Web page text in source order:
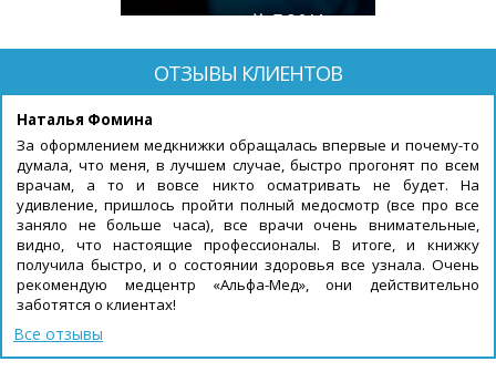
скидкой 50%!
ОТЗЫВЫ КЛИЕНТОВ
Наталья Фомина
За оформлением медкнижки обращалась впервые и почему-то
думала, что меня, в лучшем случае, быстро прогонят по всем
врачам, а то и вовсе никто осматривать не будет. На
удивление, пришлось пройти полный медосмотр (все про все
заняло не больше часа), все врачи очень внимательные,
видно, что настоящие профессионалы. В итоге, и книжку
получила быстро, и о состоянии здоровья все узнала. Очень
рекомендую медцентр «Альфа-Мед», они действительно
заботятся о клиентах!
Все отзывы